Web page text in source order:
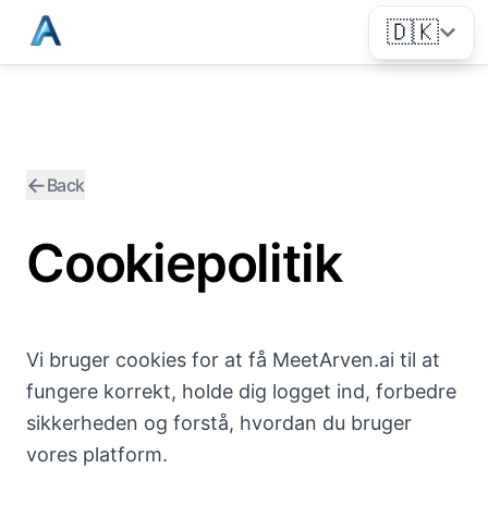
🇩🇰
←Back
Cookiepolitik
Vi bruger cookies for at få MeetArven.ai til at
fungere korrekt, holde dig logget ind, forbedre
sikkerheden og forstå, hvordan du bruger
vores platform.